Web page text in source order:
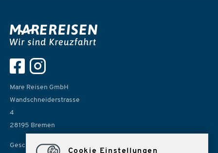
Mare Reisen GmbH
Wandschneiderstrasse
4
28195 Bremen
Geschäftsführer:
Cookie Einstellungen